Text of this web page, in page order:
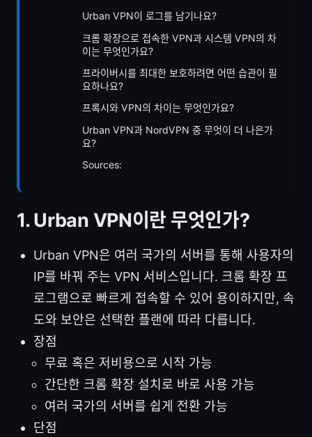
Urban VPN이 로그를 남기나요?
크롬 확장으로 접속한 VPN과 시스템 VPN의 차
이는 무엇인가요?
프라이버시를 최대한 보호하려면 어떤 습관이 필
요하나요?
프록시와 VPN의 차이는 무엇인가요?
Urban VPN과 NordVPN 중 무엇이 더 나은가
요?
Sources:
1. Urban VPN이란 무엇인가?
Urban VPN은 여러 국가의 서버를 통해 사용자의
IP를 바꿔 주는 VPN 서비스입니다. 크롬 확장 프
로그램으로 빠르게 접속할 수 있어 용이하지만, 속
도와 보안은 선택한 플랜에 따라 다릅니다.
장점
무료 혹은 저비용으로 시작 가능
간단한 크롬 확장 설치로 바로 사용 가능
여러 국가의 서버를 쉽게 전환 가능
단점